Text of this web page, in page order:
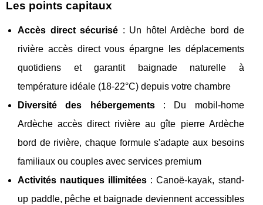
Les points capitaux
Accès direct sécurisé : Un hôtel Ardèche bord de
rivière accès direct vous épargne les déplacements
quotidiens et garantit baignade naturelle à
température idéale (18-22°C) depuis votre chambre
Diversité des hébergements: Du mobil-home
Ardèche accès direct rivière au gîte pierre Ardèche
bord de rivière, chaque formule s'adapte aux besoins
familiaux ou couples avec services premium
Activités nautiques illimitées : Canoë-kayak, stand-
up paddle, pêche et baignade deviennent accessibles